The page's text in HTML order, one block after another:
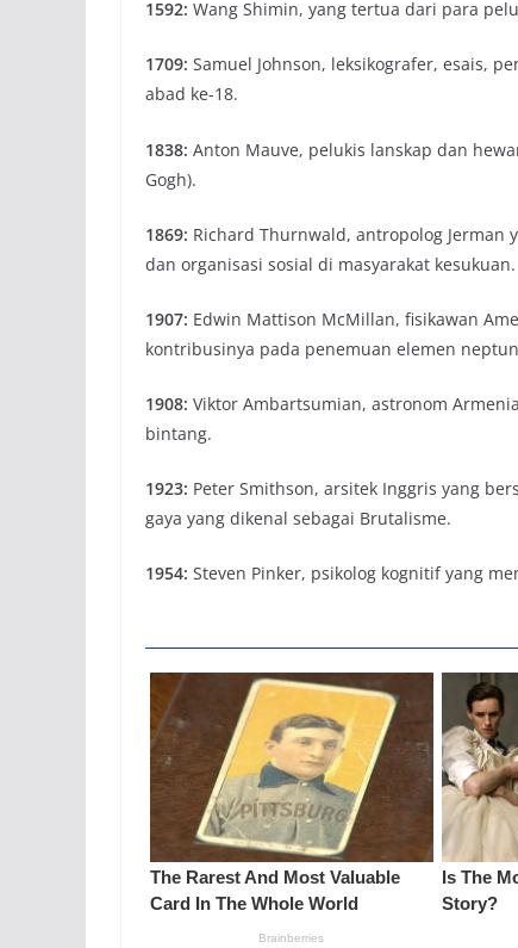
1592: Wang Shimin, yang tertua dari para
1709: Samuel Johnson, leksikografer, esais,
abad ke-18.
1838: Anton Mauve, pelukis lanskap dan
Gogh).
1869: Richard Thurnwald, antropolog Jerman
dan organisasi sosial di masyarakat kesukuan.
1907: Edwin Mattison McMillan, fisikawan
kontribusinya pada penemuan elemen
1908: Viktor Ambartsumian, astronom
bintang.
1923: Peter Smithson, arsitek Inggris yang
gaya yang dikenal sebagai Brutalisme.
1954: Steven Pinker, psikolog kognitif yang